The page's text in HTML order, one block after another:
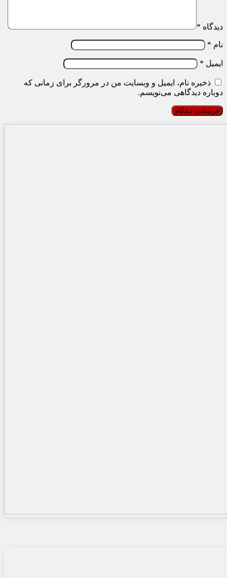
دیدگاه *
نام *
ایمیل *
ذخیره نام، ایمیل و وبسایت من در مرورگر برای زمانی که
دوباره دیدگاهی می‌نویسم.